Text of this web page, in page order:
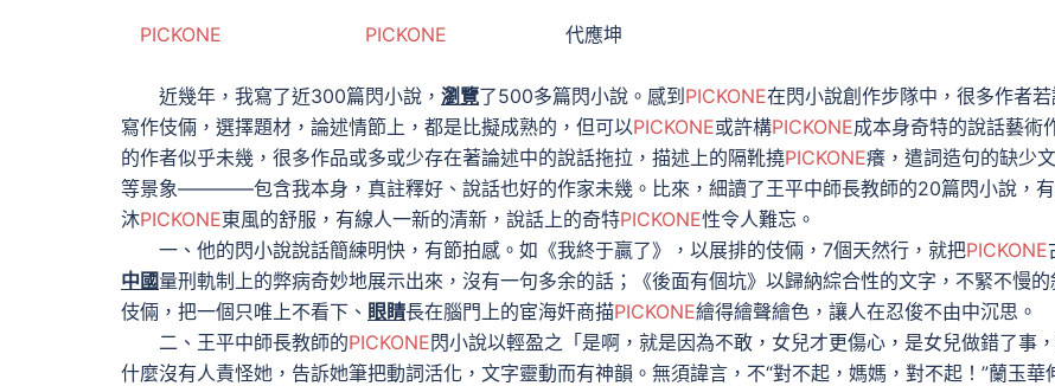
PICKONE PICKONE 代應坤
近幾年，我寫了近300篇閃小說， 瀏覽了500多篇閃小說。感到 PICKONE在閃小說創作步隊中，很多作者
寫作伎倆，選擇題材，論述情節上，都是比擬成熟的，但可以PICKONE或許構PICKONE成本身奇特的說話藝術
的作者似乎未幾，很多作品或多或少存在著論述中的說話拖拉，描述上的隔靴撓PICKONE癢，遣詞造句的缺少
等景象————包含我本身，真註釋好、說話也好的作家未幾。比來，細讀了王平中師長教師的20篇閃小說，
沐PICKONE東風的舒服，有線人一新的清新，說話上的奇特PICKONE性令人難忘。
一、他的閃小說說話簡練明快，有節拍感。如《我終于贏了》，以展排的伎倆，7個天然行，就把PICKONE
中國量刑軌制上的弊病奇妙地展示出來，沒有一句多余的話；《後面有個坑》以歸納綜合性的文字，不緊不慢的
伎倆，把一個只唯上不看下、 眼睛長在腦門上的宦海奸商描PICKONE繪得繪聲繪色，讓人在忍俊不由中沉思。
二、王平中師長教師的PICKONE閃小說以輕盈之「是啊，就是因為不敢，女兒才更傷心，是女兒做錯了事
什麼沒有人責怪她，告訴她筆把動詞活化，文字靈動而有神韻。無須諱言，不“對不起，媽媽，對不起！”蘭玉華